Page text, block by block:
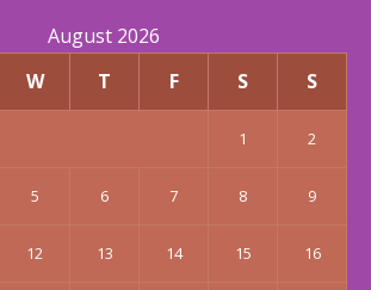
August 2026
W T F S S
1 2
5 6 7 8 9
12 13 14 15 16